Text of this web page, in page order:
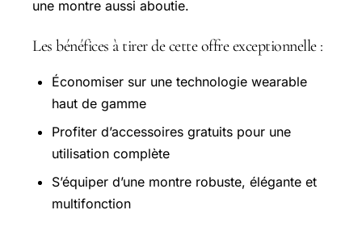
une montre aussi aboutie.
Les bénéfices à tirer de cette offre exceptionnelle :
Économiser sur une technologie wearable
haut de gamme
Profiter d’accessoires gratuits pour une
utilisation complète
S’équiper d’une montre robuste, élégante et
multifonction